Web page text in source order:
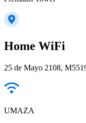
Home WiFi
25 de Mayo 2108,
UMAZA